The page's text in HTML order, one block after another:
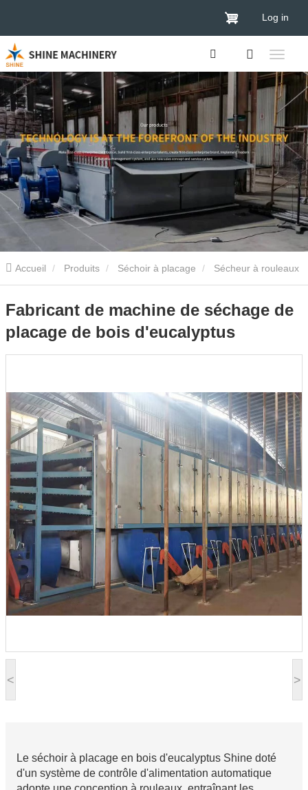
Log in
Accueil Produits Séchoir à placage Sécheur à rouleaux
de placage
bois d'eucalyptus
< >
Fabricant de machine de séchage de
placage de bois d'eucalyptus
Le séchoir à placage en bois d'eucalyptus Shine doté
d'un système de contrôle d'alimentation automatique